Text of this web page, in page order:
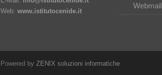
Web: www.istitutocenide.it
Powered by ZENIX soluzioni informatiche